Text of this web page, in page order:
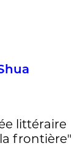
littéraire
frontière"